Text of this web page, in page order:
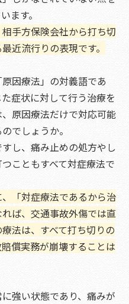
ます。
手方保険会社から打ち切
近流行りの表現です。
因療法」の対義語であ
症状に対して行う治療を
原因療法だけで対応可能
でしょうか。
し、痛み止めの処方やし
こともすべて対症療法で
「対症療法であるから治
ば、交通事故外傷では直
法は、すべて打ち切りの
償実務が崩壊することは
強い状態であり、痛みが